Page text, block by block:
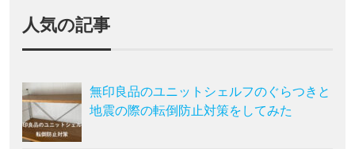
人気の記事
無印良品のユニットシェルフのぐらつきと
地震の際の転倒防止対策をしてみた